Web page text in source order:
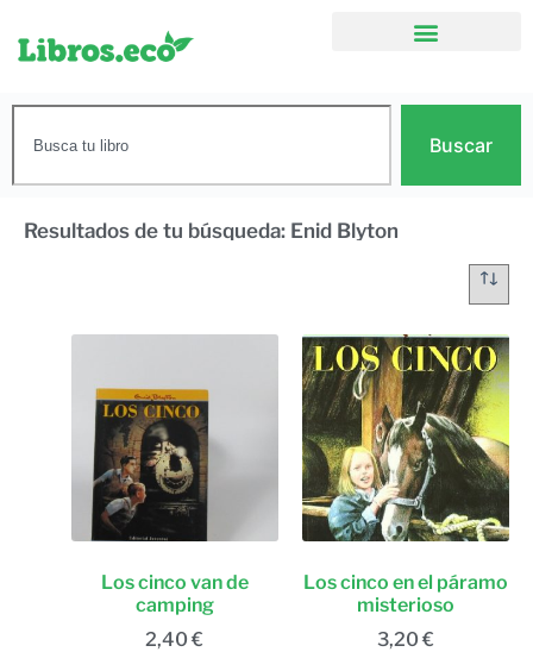
Buscar
Resultados de tu búsqueda: Enid Blyton
Los cinco van de
camping
2,40€
Los cinco en el páramo
misterioso
3,20 €